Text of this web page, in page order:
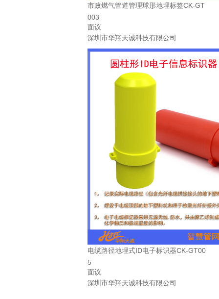
市政燃气管道管理球形地埋标签CK-GT
003
面议
深圳市华翔天诚科技有限公司
电缆路径地埋式ID电子标识器CK-GT00
5
面议
深圳市华翔天诚科技有限公司